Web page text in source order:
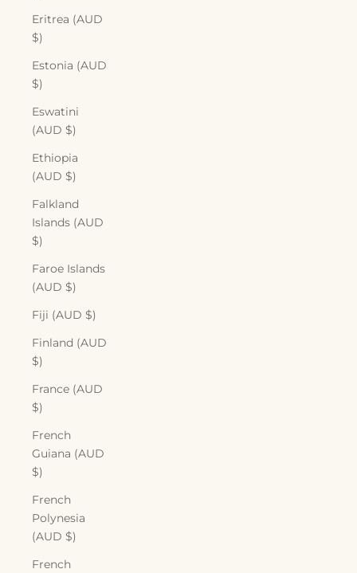
Eritrea (AUD
$)
Estonia (AUD
$)
Eswatini
(AUD $)
Ethiopia
(AUD $)
Falkland
Islands (AUD
$)
Faroe Islands
(AUD $)
Fiji (AUD $)
Finland (AUD
$)
France (AUD
$)
French
Guiana (AUD
$)
French
Polynesia
(AUD $)
French